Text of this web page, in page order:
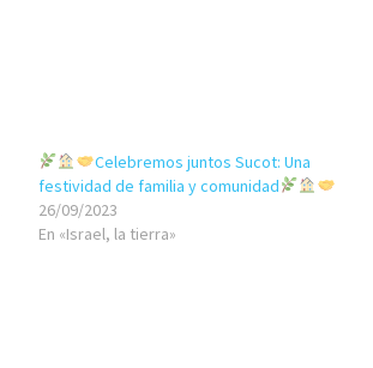
Celebremos juntos Sucot: Una
festividad de familia y comunidad
26/09/2023
En «Israel, la tierra»